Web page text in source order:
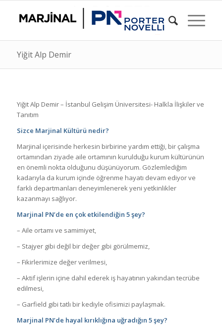
Yiğit Alp Demir
Yiğit Alp Demir – İstanbul Gelişim Üniversitesi- Halkla İlişkiler ve
Tanıtım
Sizce Marjinal Kültürü nedir?
Marjinal içerisinde herkesin birbirine yardım ettiği, bir çalışma
ortamından ziyade aile ortamının kurulduğu kurum kültürünün
en önemli nokta olduğunu düşünüyorum. Gözlemlediğim
kadarıyla da kurum içinde öğrenme hayatı devam ediyor ve
farklı departmanları deneyimlenerek yeni yetkinlikler
kazanmayı sağlıyor.
Marjinal PN’de en çok etkilendiğin 5 şey?
– Aile ortamı ve samimiyet,
– Stajyer gibi değil bir değer gibi görülmemiz,
– Fikirlerimize değer verilmesi,
– Aktif işlerin içine dahil ederek iş hayatının yakından tecrübe
edilmesi,
– Garfield gibi tatlı bir kediyle ofisimizi paylaşmak.
Marjinal PN’de hayal kırıklığına uğradığın 5 şey?